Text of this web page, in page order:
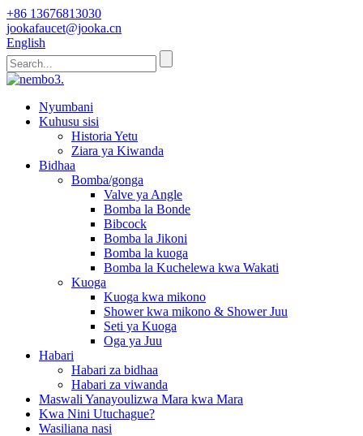
+86 13676813030
jookafaucet@jooka.cn
English
Nyumbani
Kuhusu sisi
Historia Yetu
Ziara ya Kiwanda
Bidhaa
Bomba/gonga
Valve ya Angle
Bomba la Bonde
Bibcock
Bomba la Jikoni
Bomba la kuoga
Bomba la Kuchelewa kwa Wakati
Kuoga
Kuoga kwa mikono
Shower kwa mikono & Shower Juu
Seti ya Kuoga
Oga ya Juu
Habari
Habari za bidhaa
Habari za viwanda
Maswali Yanayoulizwa Mara kwa Mara
Kwa Nini Utuchague?
Wasiliana nasi